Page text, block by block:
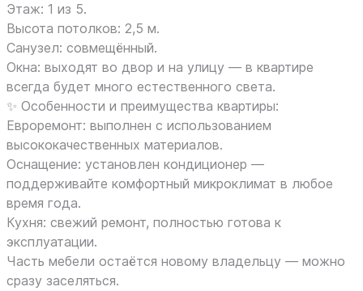
Этаж: 1 из 5.
Высота потолков: 2,5 м.
Санузел: совмещённый.
Окна: выходят во двор и на улицу — в квартире
всегда будет много естественного света.
✨ Особенности и преимущества квартиры:
Евроремонт: выполнен с использованием
высококачественных материалов.
Оснащение: установлен кондиционер —
поддерживайте комфортный микроклимат в любое
время года.
Кухня: свежий ремонт, полностью готова к
эксплуатации.
Часть мебели остаётся новому владельцу — можно
сразу заселяться.